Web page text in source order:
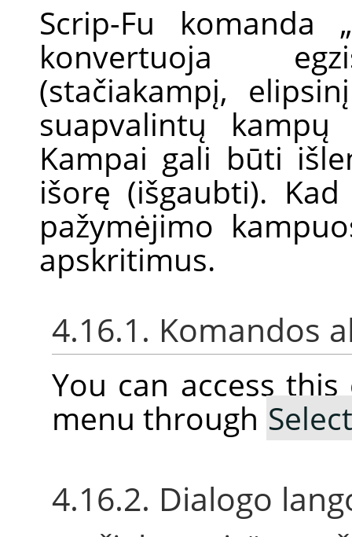
Scrip-Fu komanda „
konvertuoja
(stačiakampį,
suapvalintų kampų
Kampai gali būti
išorę (išgaubti).
pažymėjimo
apskritimus.
4.16.1. Komandos
You can access
menu through Select
4.16.2. Dialogo